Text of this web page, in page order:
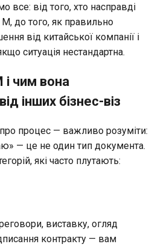
все: від того, хто насправді
до того, як правильно
від китайської компанії і
ситуація нестандартна.
і чим вона
інших бізнес-віз
процес — важливо розуміти:
— це не один тип документа.
які часто плутають:
виставку, огляд
контракту — вам